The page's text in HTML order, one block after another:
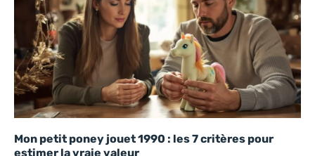
Mon petit poney jouet 1990 : les 7 critères pour
estimer la vraie valeur